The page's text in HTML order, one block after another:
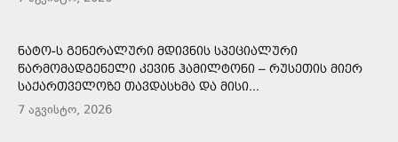
ᲜᲐᲢᲝ-Ს ᲒᲔᲜᲔᲠᲐᲚᲣᲠᲘ ᲛᲓᲘᲕᲜᲘᲡ ᲡᲞᲔᲪᲘᲐᲚᲣᲠᲘ
ᲬᲐᲠᲛᲝᲛᲐᲓᲒᲔᲜᲔᲚᲘ ᲙᲔᲕᲘᲜ ᲰᲐᲛᲘᲚᲢᲝᲜᲘ – ᲠᲣᲡᲔᲗᲘᲡ ᲛᲘᲔᲠ
ᲡᲐᲥᲐᲠᲗᲕᲔᲚᲝᲖᲔ ᲗᲐᲕᲓᲐᲡᲮᲛᲐ ᲓᲐ ᲛᲘᲡᲘ...
7 აგვისტო, 2026